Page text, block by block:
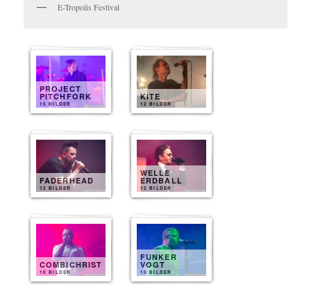
E-Tropolis Festival
PROJECT
PITCHFORK
15 BILDER
KITE
12 BILDER
FADERHEAD
12 BILDER
WELLE
ERDBALL
12 BILDER
COMBICHRIST
10 BILDER
FUNKER
VOGT
10 BILDER